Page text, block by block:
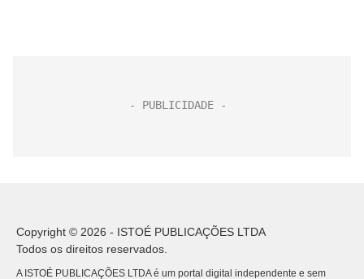
Copyright © 2026 - ISTOÉ PUBLICAÇÕES LTDA
Todos os direitos reservados.
A ISTOÉ PUBLICAÇÕES LTDA é um portal digital independente e sem